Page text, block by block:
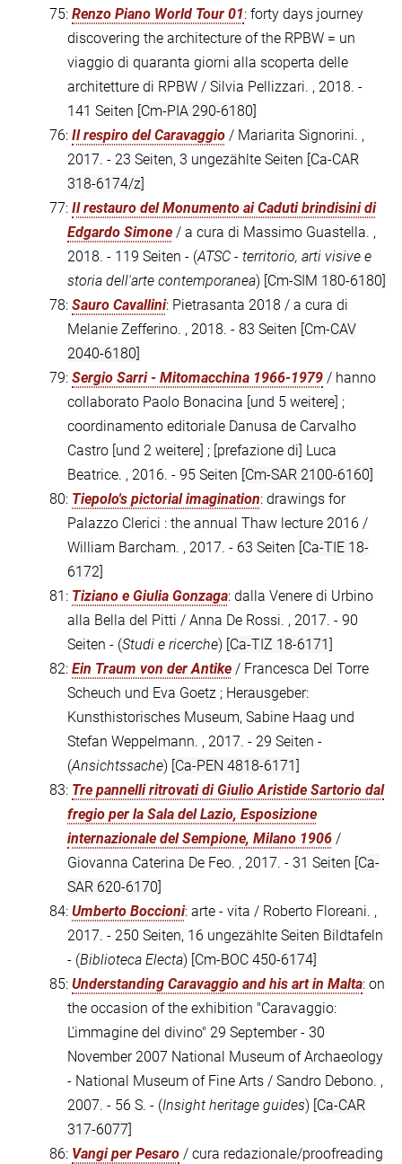
75: Renzo Piano World Tour 01: forty days journey
discovering the architecture of the RPBW = un
viaggio di quaranta giorni alla scoperta delle
architetture di RPBW / Silvia Pellizzari. , 2018. -
141 Seiten [Cm-PIA 290-6180]
76: Il respiro del Caravaggio / Mariarita Signorini. ,
2017. - 23 Seiten, 3 ungezählte Seiten [Ca-CAR
318-6174/z]
77: Il restauro del Monumento ai Caduti brindisini di
Edgardo Simone / a cura di Massimo Guastella. ,
2018. - 119 Seiten - (ATSC - territorio, arti visive e
storia dell'arte contemporanea) [Cm-SIM 180-6180]
78: Sauro Cavallini: Pietrasanta 2018 / a cura di
Melanie Zefferino. , 2018. - 83 Seiten [Cm-CAV
2040-6180]
79: Sergio Sarri - Mitomacchina 1966-1979 / hanno
collaborato Paolo Bonacina [und 5 weitere] ;
coordinamento editoriale Danusa de Carvalho
Castro [und 2 weitere] ; [prefazione di] Luca
Beatrice. , 2016. - 95 Seiten [Cm-SAR 2100-6160]
80: Tiepolo's pictorial imagination: drawings for
Palazzo Clerici : the annual Thaw lecture 2016 /
William Barcham. , 2017. - 63 Seiten [Ca-TIE 18-
6172]
81: Tiziano e Giulia Gonzaga: dalla Venere di Urbino
alla Bella del Pitti / Anna De Rossi. , 2017. - 90
Seiten - (Studi e ricerche) [Ca-TIZ 18-6171]
82: Ein Traum von der Antike / Francesca Del Torre
Scheuch und Eva Goetz ; Herausgeber:
Kunsthistorisches Museum, Sabine Haag und
Stefan Weppelmann. , 2017. - 29 Seiten -
(Ansichtssache) [Ca-PEN 4818-6171]
83: Tre pannelli ritrovati di Giulio Aristide Sartorio dal
fregio per la Sala del Lazio, Esposizione
internazionale del Sempione, Milano 1906 /
Giovanna Caterina De Feo. , 2017. - 31 Seiten [Ca-
SAR 620-6170]
84: Umberto Boccioni: arte - vita / Roberto Floreani. ,
2017. - 250 Seiten, 16 ungezählte Seiten Bildtafeln
- (Biblioteca Electa) [Cm-BOC 450-6174]
85: Understanding Caravaggio and his art in Malta: on
the occasion of the exhibition "Caravaggio:
L'immagine del divino" 29 September - 30
November 2007 National Museum of Archaeology
- National Museum of Fine Arts / Sandro Debono. ,
2007. - 56 S. - (Insight heritage guides) [Ca-CAR
317-6077]
86: Vangi per Pesaro / cura redazionale/proofreading